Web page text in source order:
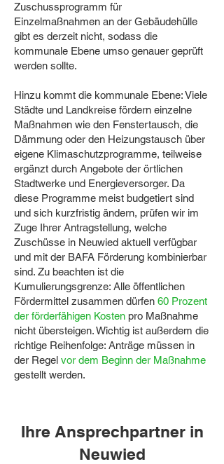
Zuschussprogramm für
Einzelmaßnahmen an der Gebäudehülle
gibt es derzeit nicht, sodass die
kommunale Ebene umso genauer geprüft
werden sollte.
Hinzu kommt die kommunale Ebene: Viele
Städte und Landkreise fördern einzelne
Maßnahmen wie den Fenstertausch, die
Dämmung oder den Heizungstausch über
eigene Klimaschutzprogramme, teilweise
ergänzt durch Angebote der örtlichen
Stadtwerke und Energieversorger. Da
diese Programme meist budgetiert sind
und sich kurzfristig ändern, prüfen wir im
Zuge Ihrer Antragstellung, welche
Zuschüsse in Neuwied aktuell verfügbar
und mit der BAFA Förderung kombinierbar
sind. Zu beachten ist die
Kumulierungsgrenze: Alle öffentlichen
Fördermittel zusammen dürfen 60 Prozent
der förderfähigen Kosten pro Maßnahme
nicht übersteigen. Wichtig ist außerdem die
richtige Reihenfolge: Anträge müssen in
der Regel vor dem Beginn der Maßnahme
gestellt werden.
Ihre Ansprechpartner in
Neuwied